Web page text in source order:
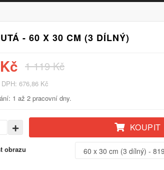
- 60 X 30 CM (3 DÍLNÝ)
1 119 Kč
676,86 Kč
1 až 2 pracovní dny.
KOUPIT
obrazu